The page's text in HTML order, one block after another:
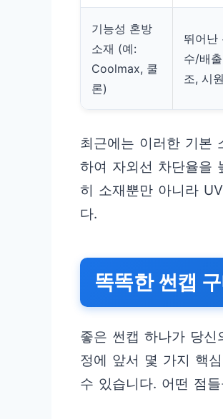
기능성 혼방
소재 (예:
Coolmax, 쿨
론)
뛰어난
수/배
조, 시
최근에는 이러한 기본
하여 자외선 차단율을
히 소재뿐만 아니라
다.
똑똑한 썬캡
좋은 썬캡 하나가 당
정에 앞서 몇 가지 핵
수 있습니다. 어떤 점